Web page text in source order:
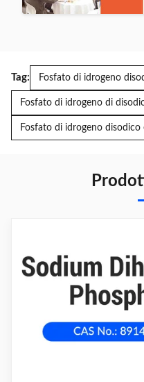
Tag: Fosfato di idrogeno
Fosfato di idrogeno di
Fosfato di idrogeno